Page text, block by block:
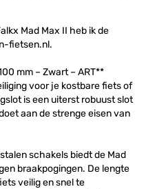
Mad Max II heb ik de
fietsen.nl.
mm – Zwart – ART**
voor je kostbare fiets of
is een uiterst robuust slot
aan de strenge eisen van
schakels biedt de Mad
braakpogingen. De lengte
veilig en snel te